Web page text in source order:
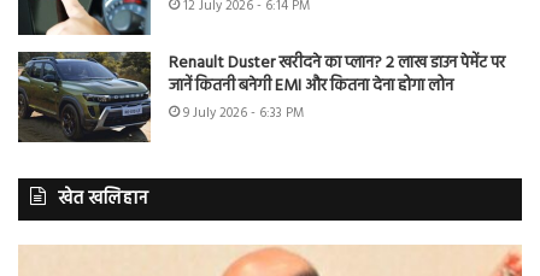
12 July 2026 - 6:14 PM
Renault Duster खरीदने का प्लान? 2 लाख डाउन पेमेंट पर
जानें कितनी बनेगी EMI और कितना देना होगा लोन
9 July 2026 - 6:33 PM
खेत खलिहान